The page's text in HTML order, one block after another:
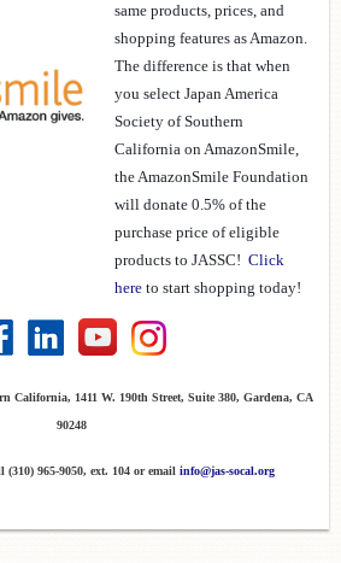
same products, prices, and
shopping features as Amazon.
The difference is that when
you select Japan America
Society of Southern
California on AmazonSmile,
the AmazonSmile Foundation
will donate 0.5% of the
purchase price of eligible
products to JASSC! Click
here to start shopping today!
California, 1411 W. 190th Street, Suite 380, Gardena, CA
90248
965-9050, ext. 104 or email info@jas-socal.org